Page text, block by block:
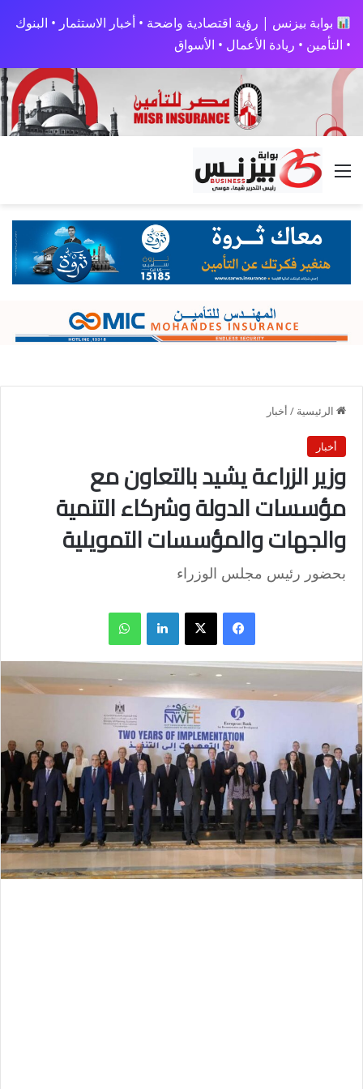
بوابة بيزنس | رؤية اقتصادية واضحة • أخبار الاستثمار • البنوك
• التأمين • ريادة الأعمال • الأسواق
القائمة
الرئيسية / أخبار
أخبار
وزير الزراعة يشيد بالتعاون مع
مؤسسات الدولة وشركاء التنمية
والجهات والمؤسسات التمويلية
بحضور رئيس مجلس الوزراء
فيسبوك X لينكدإن